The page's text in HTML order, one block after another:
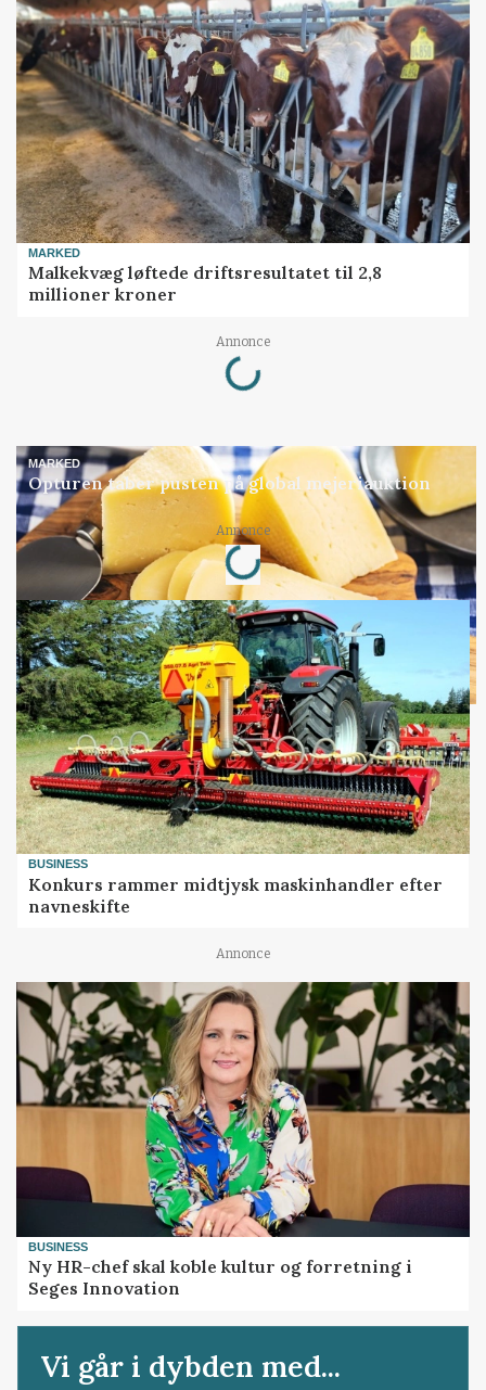
MARKED
Malkekvæg løftede driftsresultatet til 2,8
millioner kroner
Annonce
Loading...
MARKED
Opturen taber pusten på global mejeriauktion
Annonce
Loading...
BUSINESS
Konkurs rammer midtjysk maskinhandler efter
navneskifte
Annonce
BUSINESS
Ny HR-chef skal koble kultur og forretning i
Seges Innovation
Vi går i dybden med...